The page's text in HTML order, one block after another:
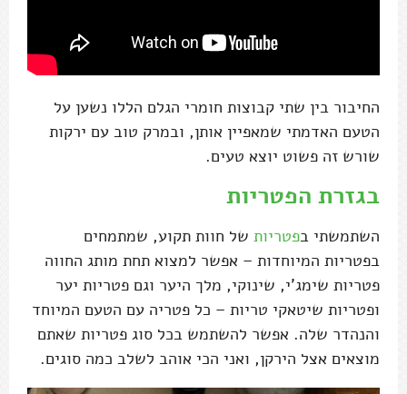
החיבור בין שתי קבוצות חומרי הגלם הללו נשען על
הטעם האדמתי שמאפיין אותן, ובמרק טוב עם ירקות
שורש זה פשוט יוצא טעים.
בגזרת הפטריות
השתמשתי בפטריות של חוות תקוע, שמתמחים
בפטריות המיוחדות – אפשר למצוא תחת מותג החווה
פטריות שימג'י, שינוקי, מלך היער וגם פטריות יער
ופטריות שיטאקי טריות – כל פטריה עם הטעם המיוחד
והנהדר שלה. אפשר להשתמש בכל סוג פטריות שאתם
מוצאים אצל הירקן, ואני הכי אוהב לשלב כמה סוגים.